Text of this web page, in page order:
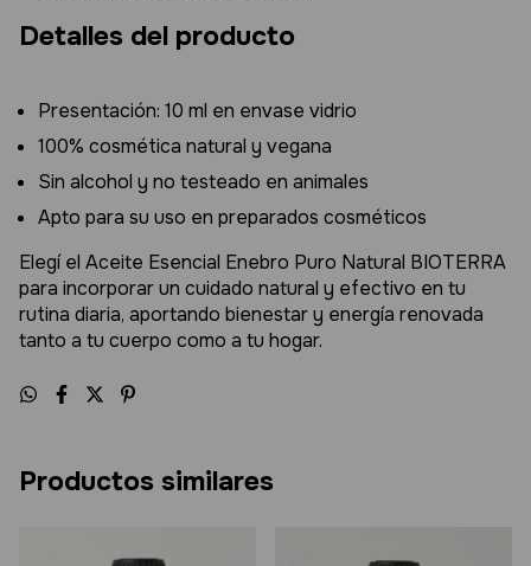
Detalles del producto
Presentación: 10 ml en envase vidrio
100% cosmética natural y vegana
Sin alcohol y no testeado en animales
Apto para su uso en preparados cosméticos
Elegí el Aceite Esencial Enebro Puro Natural BIOTERRA
para incorporar un cuidado natural y efectivo en tu
rutina diaria, aportando bienestar y energía renovada
tanto a tu cuerpo como a tu hogar.
Productos similares